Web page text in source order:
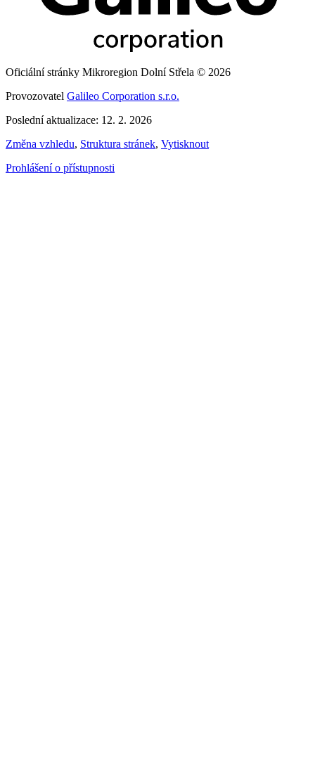
Oficiální stránky Mikroregion Dolní Střela © 2026
Provozovatel Galileo Corporation s.r.o.
Poslední aktualizace: 12. 2. 2026
Změna vzhledu, Struktura stránek, Vytisknout
Prohlášení o přístupnosti